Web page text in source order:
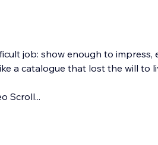
job: show enough to
a catalogue that lost the will to
Scroll...